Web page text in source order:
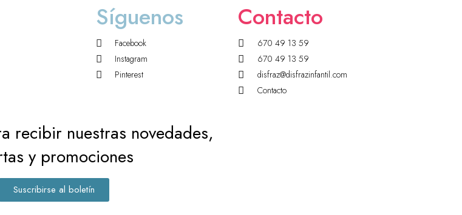
Síguenos
Facebook
Instagram
Pinterest
Contacto
670 49 13 59
670 49 13 59
disfraz@disfrazinfantil.com
Contacto
recibir nuestras novedades,
y promociones
Suscribirse al boletín